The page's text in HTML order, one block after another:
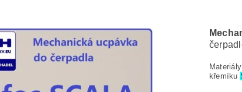
křemíku